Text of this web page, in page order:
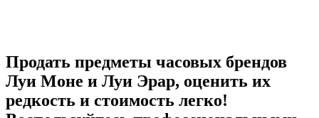
Продать предметы часовых брендов
Луи Моне и Луи Эрар, оценить их
редкость и стоимость легко!